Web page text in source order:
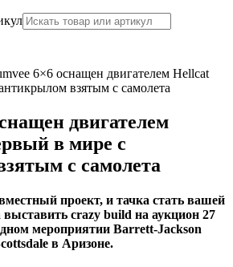
6×6 оснащен двигателем Hellcat
взятым с самолета
двигателем
в мире с
с самолета
проект, и тачка стать вашей
crazy build на аукцион 27
мероприятии Barrett-Jackson
в Аризоне.